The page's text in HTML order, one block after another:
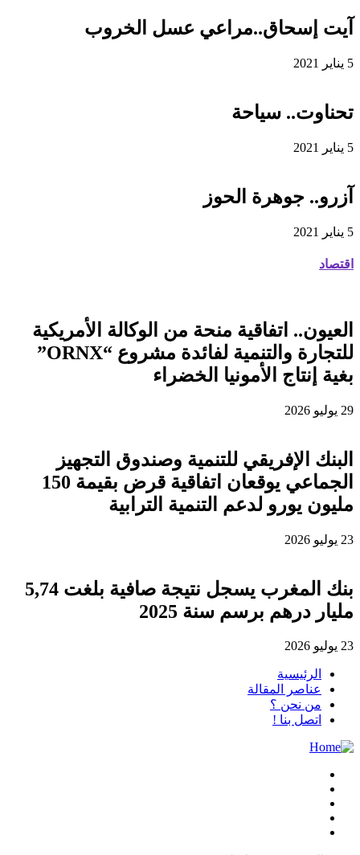
آيت إسحاق..مراعي عسل الخروب
5 يناير 2021
تحناوت.. سياحة
5 يناير 2021
آزرو.. جوهرة الحوز
5 يناير 2021
اقتصاد
العيون.. اتفاقية منحة من الوكالة الأمريكية
للتجارة والتنمية لفائدة مشروع “ORNX”
بغية إنتاج الأمونيا الخضراء
29 يوليو 2026
البنك الإفريقي للتنمية وصندوق التجهيز
الجماعي يوقعان اتفاقية قرض بقيمة 150
مليون يورو لدعم التنمية الترابية
23 يوليو 2026
بنك المغرب يسجل نتيجة صافية بلغت 5,74
مليار درهم برسم سنة 2025
23 يوليو 2026
الرئيسية
عناصر المقالة
من نحن ؟
اتصل بنا !